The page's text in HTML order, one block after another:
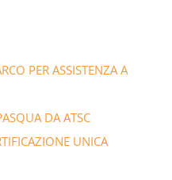
PER ASSISTENZA A
DA ATSC
UNICA